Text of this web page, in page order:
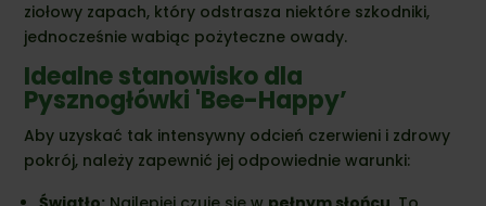
ziołowy zapach, który odstrasza niektóre szkodniki,
jednocześnie wabiąc pożyteczne owady.
Idealne stanowisko dla
Pysznogłówki 'Bee-Happy’
Aby uzyskać tak intensywny odcień czerwieni i zdrowy
pokrój, należy zapewnić jej odpowiednie warunki: